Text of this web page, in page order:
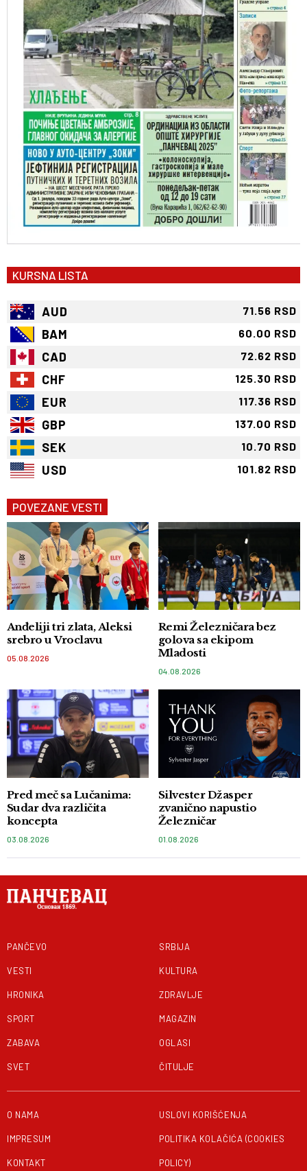
KURSNA LISTA
AUD 71.56 RSD
BAM 60.00 RSD
CAD 72.62 RSD
CHF 125.30 RSD
EUR 117.36 RSD
GBP 137.00 RSD
SEK 10.70 RSD
USD 101.82 RSD
POVEZANE VESTI
Anđeliji tri zlata, Aleksi
srebro u Vroclavu
05.08.2026
Remi Železničara bez
golova sa ekipom
Mladosti
04.08.2026
Pred meč sa Lučanima:
Sudar dva različita
koncepta
03.08.2026
Silvester Džasper
zvanično napustio
Železničar
01.08.2026
PANČEVO
VESTI
HRONIKA
SPORT
ZABAVA
SVET
SRBIJA
KULTURA
ZDRAVLJE
MAGAZIN
OGLASI
ČITULJE
O NAMA
IMPRESUM
KONTAKT
USLOVI KORIŠĆENJA
POLITIKA KOLAČIĆA (COOKIES
POLICY)